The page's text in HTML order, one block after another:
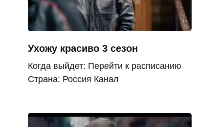
Ухожу красиво 3 сезон
Когда выйдет: Перейти к расписанию
Страна: Россия Канал